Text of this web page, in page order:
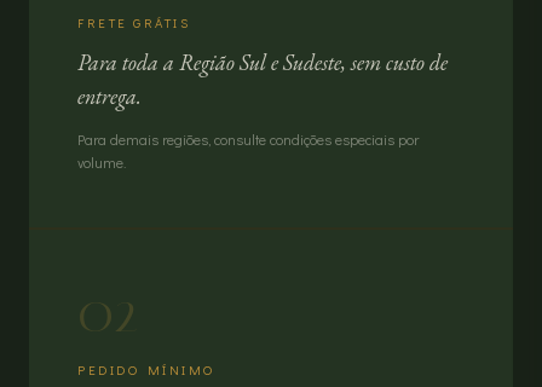
FRETE GRÁTIS
Para toda a Região Sul e Sudeste, sem custo de
entrega.
Para demais regiões, consulte condições especiais por
volume.
02
PEDIDO MÍNIMO